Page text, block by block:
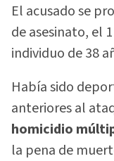
El acusado se
de asesinato, el
individuo de 38
Había sido
anteriores al
homicidio
la pena de